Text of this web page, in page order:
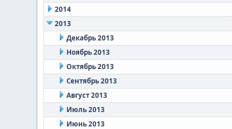
2014
2013
Декабрь 2013
Ноябрь 2013
Октябрь 2013
Сентябрь 2013
Август 2013
Июль 2013
Июнь 2013